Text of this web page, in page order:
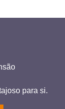
para si.